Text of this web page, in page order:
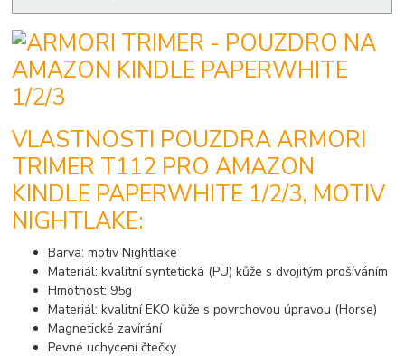
VLASTNOSTI POUZDRA ARMORI
TRIMER T112 PRO AMAZON
KINDLE PAPERWHITE 1/2/3, MOTIV
NIGHTLAKE:
Barva: motiv Nightlake
Materiál: kvalitní syntetická (PU) kůže s dvojitým prošíváním
Hmotnost: 95g
Materiál: kvalitní EKO kůže s povrchovou úpravou (Horse)
Magnetické zavírání
Pevné uchycení čtečky